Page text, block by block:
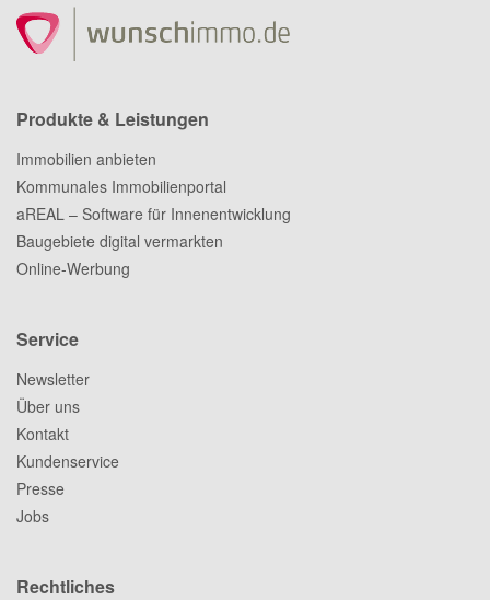
Produkte & Leistungen
Immobilien anbieten
Kommunales Immobilienportal
aREAL – Software für Innenentwicklung
Baugebiete digital vermarkten
Online-Werbung
Service
Newsletter
Über uns
Kontakt
Kundenservice
Presse
Jobs
Rechtliches